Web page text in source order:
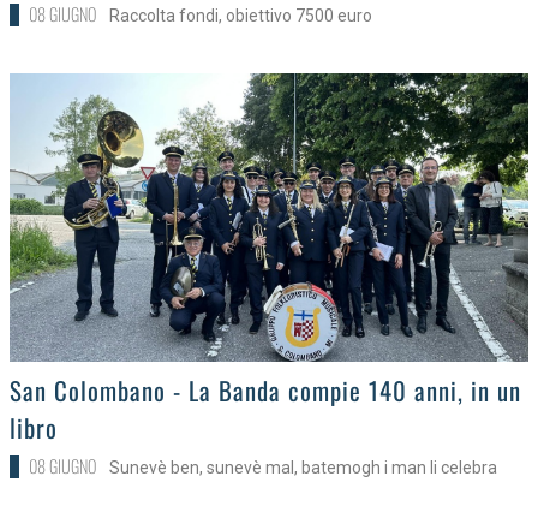
08 GIUGNO Raccolta fondi, obiettivo 7500 euro
>
San Colombano - La Banda compie 140 anni, in un
libro
08 GIUGNO Sunevè ben, sunevè mal, batemogh i man li celebra